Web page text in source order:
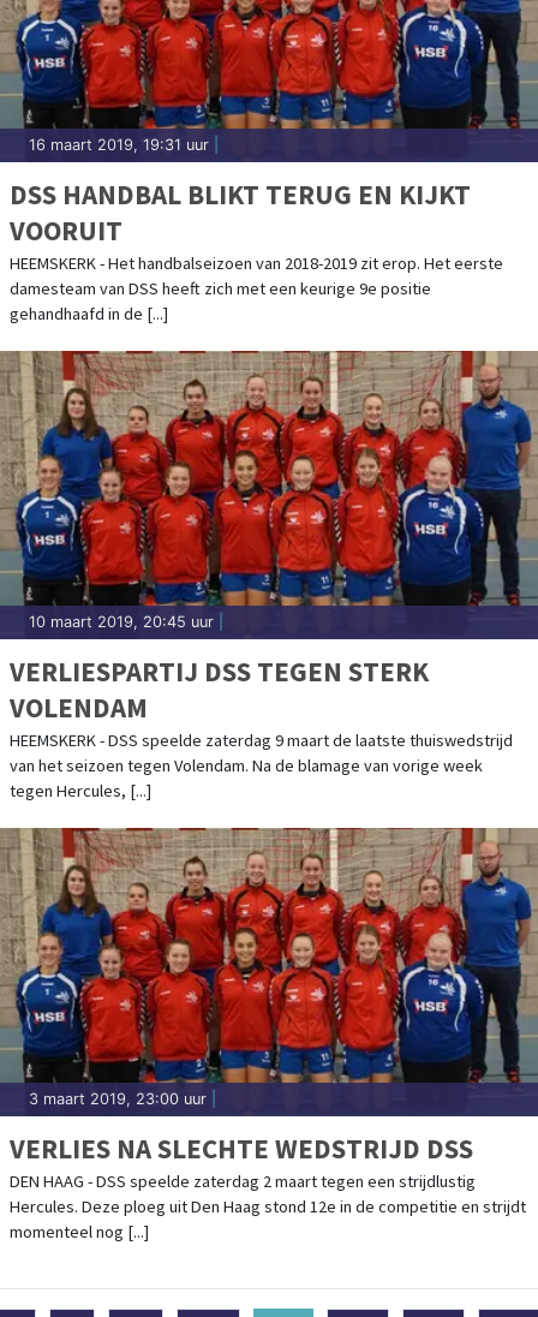
16 maart 2019, 19:31 uur
DSS HANDBAL BLIKT TERUG EN KIJKT
VOORUIT
HEEMSKERK - Het handbalseizoen van 2018-2019 zit erop. Het eerste
damesteam van DSS heeft zich met een keurige 9e positie
gehandhaafd in de [...]
10 maart 2019, 20:45 uur
VERLIESPARTIJ DSS TEGEN STERK
VOLENDAM
HEEMSKERK - DSS speelde zaterdag 9 maart de laatste thuiswedstrijd
van het seizoen tegen Volendam. Na de blamage van vorige week
tegen Hercules, [...]
3 maart 2019, 23:00 uur
VERLIES NA SLECHTE WEDSTRIJD DSS
DEN HAAG - DSS speelde zaterdag 2 maart tegen een strijdlustig
Hercules. Deze ploeg uit Den Haag stond 12e in de competitie en strijdt
momenteel nog [...]